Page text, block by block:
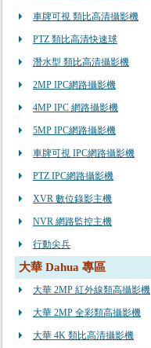
車牌可視 類比高清攝影機
PTZ 類比高清快速球
潛水型 類比高清攝影機
2MP IPC網路攝影機
4MP IPC 網路攝影機
5MP IPC網路攝影機
車牌可視 IPC網路攝影機
PTZ IPC網路攝影機
XVR 數位錄影主機
NVR 網路監控主機
行動尖兵
大華 Dahua 專區
大華 2MP 紅外線類高攝影機
大華 2MP 全彩類高攝影機
大華 4K 類比高清攝影機